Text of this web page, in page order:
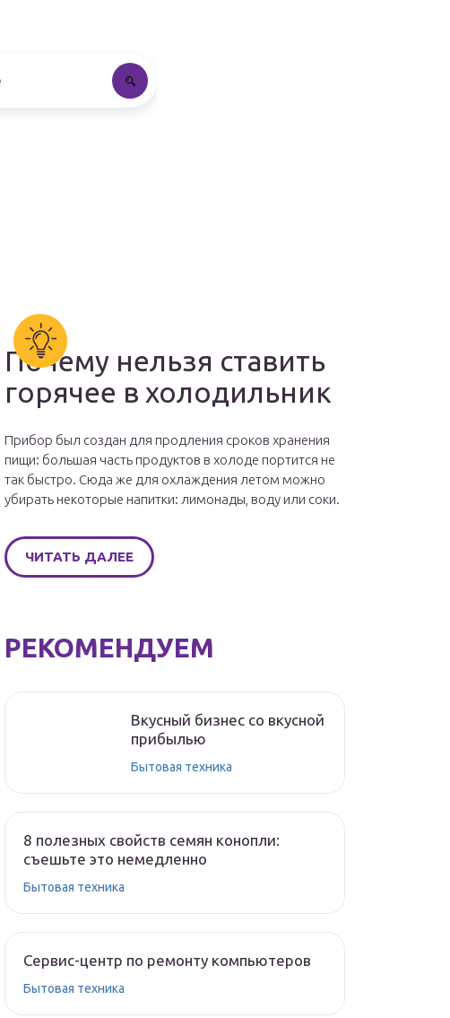
Почему нельзя ставить
горячее в холодильник
Прибор был создан для продления сроков хранения
пищи: большая часть продуктов в холоде портится не
так быстро. Сюда же для охлаждения летом можно
убирать некоторые напитки: лимонады, воду или соки.
ЧИТАТЬ ДАЛЕЕ
РЕКОМЕНДУЕМ
Вкусный бизнес со вкусной
прибылью
Бытовая техника
8 полезных свойств семян конопли:
съешьте это немедленно
Бытовая техника
Сервис-центр по ремонту компьютеров
Бытовая техника